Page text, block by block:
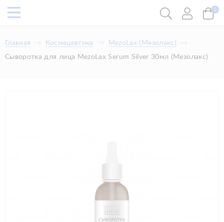
0
Главная Космецевтика
MezoLax (Мезолакс)
Сыворотка для лица MezoLax Serum Silver 30мл (Мезолакс)